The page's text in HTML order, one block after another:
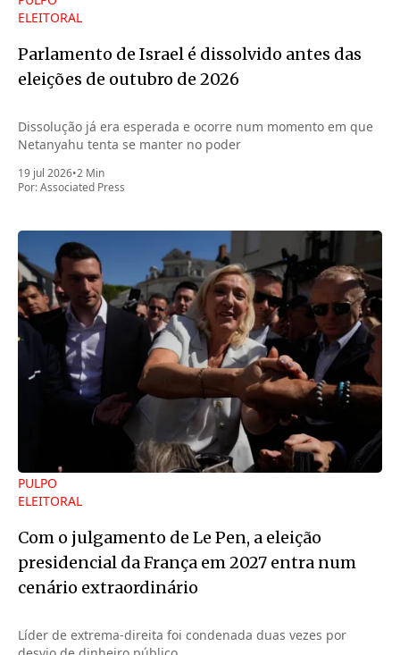
ELEITORAL
Parlamento de Israel é dissolvido antes das
eleições de outubro de 2026
Dissolução já era esperada e ocorre num momento em que
Netanyahu tenta se manter no poder
19 jul 2026•2 Min
Por:Associated Press
PULPO
ELEITORAL
Com o julgamento de Le Pen, a eleição
presidencial da França em 2027 entra num
cenário extraordinário
Líder de extrema-direita foi condenada duas vezes por